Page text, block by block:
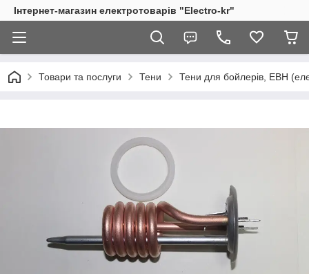
Інтернет-магазин електротоварів "Electro-kr"
Товари та послуги Тени Тени для бойлерів, ЕВН